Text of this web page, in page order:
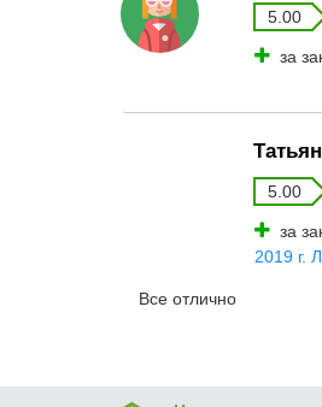
5.00
за
5.00
за
2019 г.
Все отлично